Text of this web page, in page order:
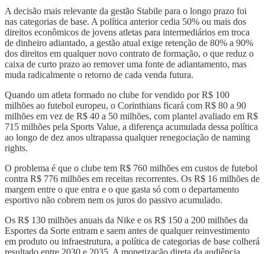
A decisão mais relevante da gestão Stabile para o longo prazo foi
nas categorias de base. A política anterior cedia 50% ou mais dos
direitos econômicos de jovens atletas para intermediários em troca
de dinheiro adiantado, a gestão atual exige retenção de 80% a 90%
dos direitos em qualquer novo contrato de formação, o que reduz o
caixa de curto prazo ao remover uma fonte de adiantamento, mas
muda radicalmente o retorno de cada venda futura.
Quando um atleta formado no clube for vendido por R$ 100
milhões ao futebol europeu, o Corinthians ficará com R$ 80 a 90
milhões em vez de R$ 40 a 50 milhões, com plantel avaliado em R$
715 milhões pela Sports Value, a diferença acumulada dessa política
ao longo de dez anos ultrapassa qualquer renegociação de naming
rights.
O problema é que o clube tem R$ 760 milhões em custos de futebol
contra R$ 776 milhões em receitas recorrentes. Os R$ 16 milhões de
margem entre o que entra e o que gasta só com o departamento
esportivo não cobrem nem os juros do passivo acumulado.
Os R$ 130 milhões anuais da Nike e os R$ 150 a 200 milhões da
Esportes da Sorte entram e saem antes de qualquer reinvestimento
em produto ou infraestrutura, a política de categorias de base colherá